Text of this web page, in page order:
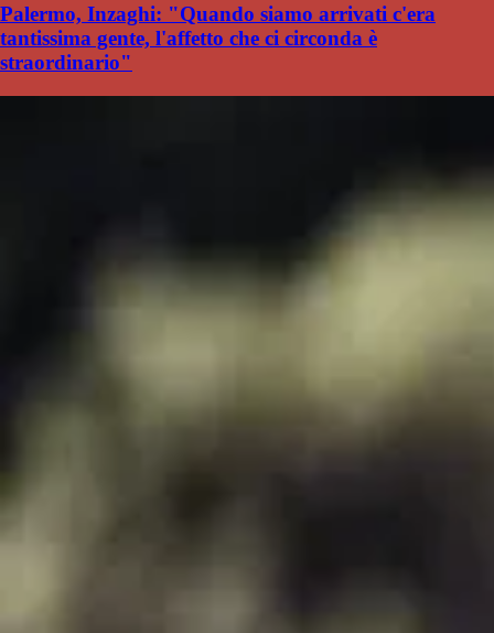
Palermo, Inzaghi: "Quando siamo arrivati c'era
tantissima gente, l'affetto che ci circonda è
straordinario"